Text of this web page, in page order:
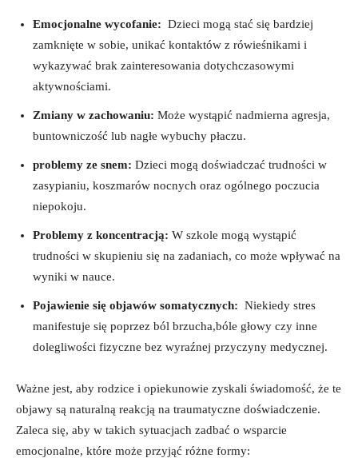
Emocjonalne wycofanie: ⁣ Dzieci mogą stać​ się bardziej
zamknięte w sobie, ​unikać kontaktów z⁢ rówieśnikami i
wykazywać ‌brak zainteresowania dotychczasowymi
aktywnościami.
Zmiany w zachowaniu: Może wystąpić nadmierna⁤ agresja,
buntowniczość lub nagłe wybuchy płaczu.
problemy ze snem: Dzieci mogą‍ doświadczać trudności w
zasypianiu, koszmarów ‌nocnych oraz ‌ogólnego poczucia
niepokoju.
Problemy z ‌koncentracją: W szkole mogą ​wystąpić
trudności ‍w skupieniu się na zadaniach, co może ​wpływać‌ na
wyniki ‌w nauce.
Pojawienie‌ się objawów somatycznych: ​ Niekiedy‌ stres
manifestuje się poprzez ⁢ból brzucha,bóle ‍głowy czy⁤ inne
dolegliwości fizyczne bez⁣ wyraźnej przyczyny medycznej.
Ważne jest, aby ⁢rodzice ‌i opiekunowie zyskali ‍świadomość, że‍ te
objawy są naturalną reakcją ⁣na traumatyczne‌ doświadczenie.
Zaleca się, aby w takich​ sytuacjach zadbać o wsparcie
emocjonalne, które‍ może​ przyjąć różne formy: